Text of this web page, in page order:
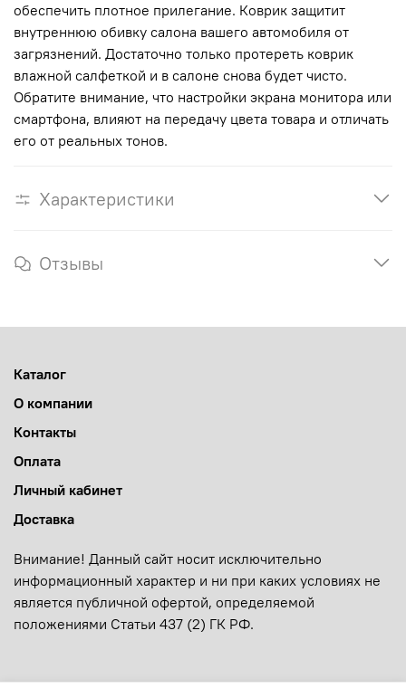
обеспечить плотное прилегание. Коврик защитит
внутреннюю обивку салона вашего автомобиля от
загрязнений. Достаточно только протереть коврик
влажной салфеткой и в салоне снова будет чисто.
Обратите внимание, что настройки экрана монитора или
смартфона, влияют на передачу цвета товара и отличать
его от реальных тонов.
Характеристики
Отзывы
Каталог
О компании
Контакты
Оплата
Личный кабинет
Доставка
Внимание! Данный сайт носит исключительно
информационный характер и ни при каких условиях не
является публичной офертой, определяемой
положениями Статьи 437 (2) ГК РФ.